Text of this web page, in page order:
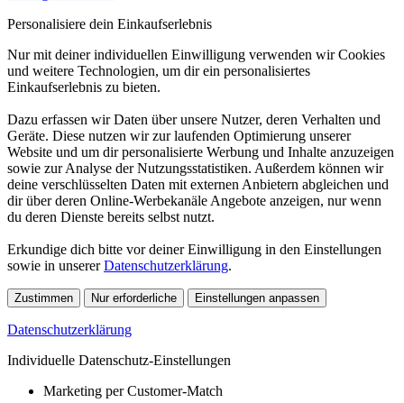
Personalisiere dein Einkaufserlebnis
Nur mit deiner individuellen Einwilligung verwenden wir Cookies
und weitere Technologien, um dir ein personalisiertes
Einkaufserlebnis zu bieten.
Dazu erfassen wir Daten über unsere Nutzer, deren Verhalten und
Geräte. Diese nutzen wir zur laufenden Optimierung unserer
Website und um dir personalisierte Werbung und Inhalte anzuzeigen
sowie zur Analyse der Nutzungsstatistiken. Außerdem können wir
deine verschlüsselten Daten mit externen Anbietern abgleichen und
dir über deren Online-Werbekanäle Angebote anzeigen, nur wenn
du deren Dienste bereits selbst nutzt.
Erkundige dich bitte vor deiner Einwilligung in den Einstellungen
sowie in unsererDatenschutzerklärung.
Zustimmen Nur erforderliche Einstellungen anpassen
Datenschutzerklärung
Individuelle Datenschutz-Einstellungen
Marketing per Customer-Match